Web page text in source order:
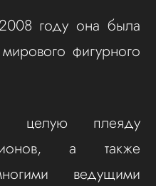
году она была
фигурного
целую плеяду
а также
ведущими